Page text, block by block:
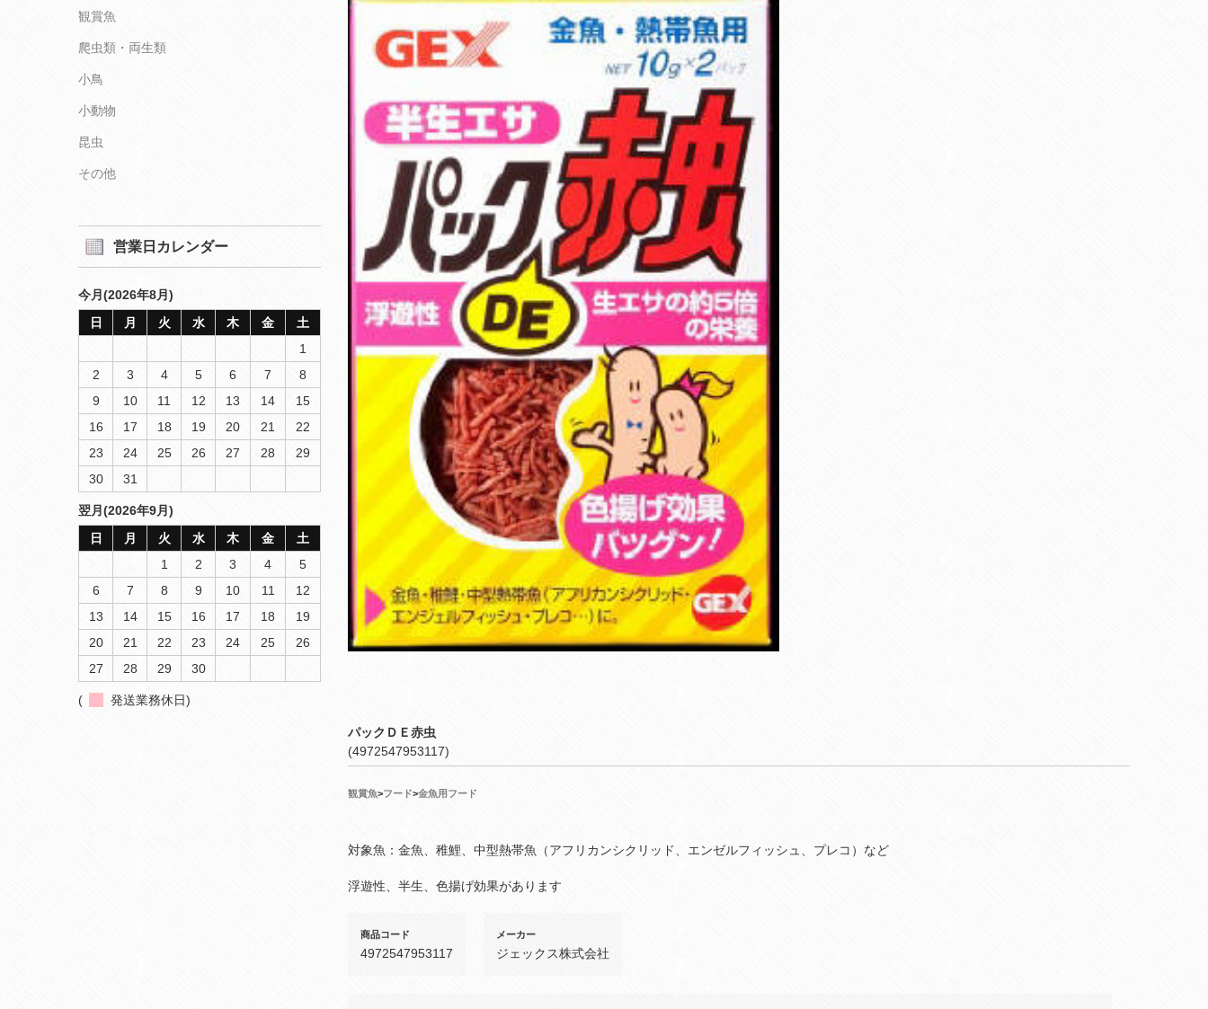
パックＤＥ赤虫
(4972547953117)
観賞魚>フード>金魚用フード
対象魚：金魚、稚鯉、中型熱帯魚（アフリカンシクリッド、エンゼルフィッシュ、プレコ）など
浮遊性、半生、色揚げ効果があります
商品コード
4972547953117
メーカー
ジェックス株式会社
観賞魚
爬虫類・両生類
小鳥
小動物
昆虫
その他
営業日カレンダー
今月(2026年8月)
日
月 火 水 木 金
土
1
2
3 4 5 6 7
8
9
10 11 12 13 14
15
16
17 18 19 20 21
22
23
24 25 26 27 28
29
30
31
翌月(2026年9月)
日
月 火 水 木 金
土
1
2 3 4
5
6
7 8 9 10 11
12
13
14 15 16 17 18
19
20
21 22 23 24 25
26
27
28 29 30
( 発送業務休日)